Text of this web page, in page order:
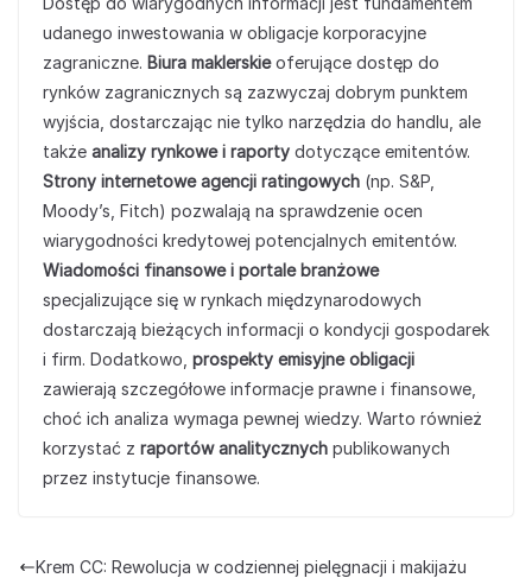
udanego inwestowania w obligacje korporacyjne
zagraniczne. Biura maklerskieoferujące dostęp do
rynków zagranicznych są zazwyczaj dobrym punktem
wyjścia, dostarczając nie tylko narzędzia do handlu, ale
także analizy rynkowe i raporty dotyczące emitentów.
Strony internetowe agencji ratingowych (np. S&P,
Moody’s, Fitch) pozwalają na sprawdzenie ocen
wiarygodności kredytowej potencjalnych emitentów.
Wiadomości finansowe i portale branżowe
specjalizujące się w rynkach międzynarodowych
dostarczają bieżących informacji o kondycji gospodarek
i firm. Dodatkowo, prospekty emisyjne obligacji
zawierają szczegółowe informacje prawne i finansowe,
choć ich analiza wymaga pewnej wiedzy. Warto również
korzystać z raportów analitycznych publikowanych
przez instytucje finansowe.
Krem CC: Rewolucja w codziennej pielęgnacji i makijażu